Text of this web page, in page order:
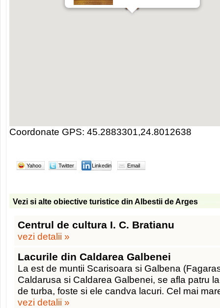
Coordonate GPS: 45.2883301,24.8012638
Yahoo Twitter Linkedin Email
Vezi si alte obiective turistice din Albestii de Arges
Centrul de cultura I. C. Bratianu
vezi detalii »
Lacurile din Caldarea Galbenei
La est de muntii Scarisoara si Galbena
Caldarusa si Caldarea Galbenei, se afla patru
de turba, foste si ele candva lacuri. Cel mai
vezi detalii »